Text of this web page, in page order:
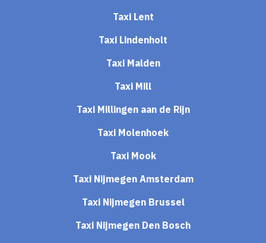
Taxi Lent
Taxi Lindenholt
Taxi Malden
Taxi Mill
Taxi Millingen aan de Rijn
Taxi Molenhoek
Taxi Mook
Taxi Nijmegen Amsterdam
Taxi Nijmegen Brussel
Taxi Nijmegen Den Bosch